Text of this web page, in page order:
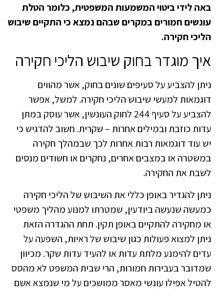
באה לידי ביטוי המשמעות המשפטית, כלומר הטלת
עונשים חמורים במקרים שבהם נמצא כי התקיים שיבוש
הליכי חקירה.
איך מוגדר בחוק שיבוש הליכי חקירה
ניתן להצביע על סעיפים שונים בחוק, אשר מהווים
דוגמאות למעשי שיבוש הליכי חקירה. למשל, אפשר
להצביע על סעיף 244 לחוק העונשין, אשר עוסק במתן
עדות כוזבת ובמילים אחרות – שקרית. חשוב להדגיש כי
יש עוד דוגמאות רבות אחרות לכך שבמהלך חקירה
במשטרה או במצבים אחרים, נחקרים או חשודים מנסים
לשבת את החקירה.
ניתן להגדיר באופן כללי את השיבוש של הליכי חקירה
כמעשה שנעשה ביודעין, שמטרתו למנוע מהליך משפטי
או מחקירה להתקיים באופן תקין. תחת ההגדרה הזאת
ניתן למצוא פעולות כגון שיבוש של ראיות, השפעה על
עדים להימנע מלתת עדות או להעיד עדות שקר. מכיוון
שמדובר בעבירות חמורות, הרי שבית המשפט לא מהסס
להטיל אפילו עונשי מאסר ממושכים על מי שנמצא אשם